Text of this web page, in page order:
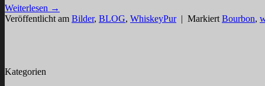
Weiterlesen →
Veröffentlicht am Bilder, BLOG, WhiskeyPur | Markiert Bourbon,
Kategorien